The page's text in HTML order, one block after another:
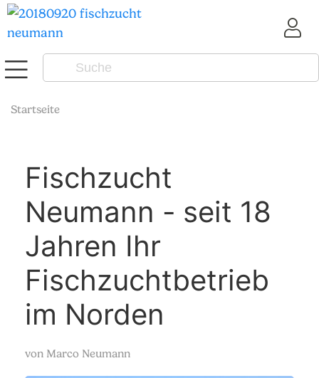
Startseite
Fischzucht
Neumann - seit 18
Jahren Ihr
Fischzuchtbetrieb
im Norden
von Marco Neumann